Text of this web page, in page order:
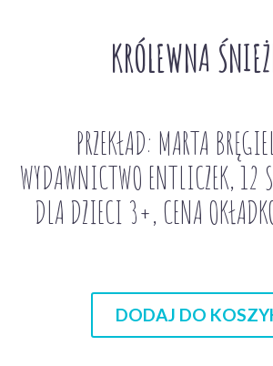
KRÓLEWNA
PRZEKŁAD: MARTA
WYDAWNICTWO ENTLICZEK, 12
DLA DZIECI 3+, CENA
DODAJ DO